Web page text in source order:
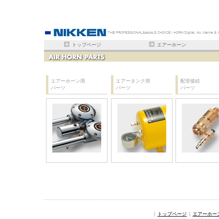
トップページ エアーホーン
エアーホーン用
パーツ
エアータンク用
パーツ
配管接続
パーツ
| トップページ | エアーホー